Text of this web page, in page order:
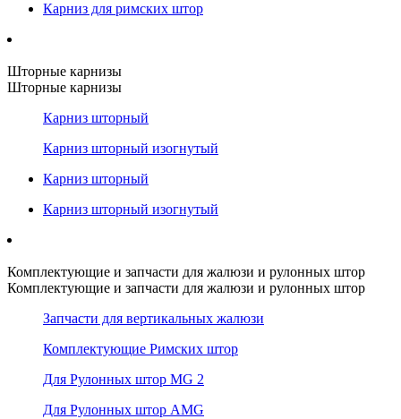
Карниз для римских штор
Шторные карнизы
Шторные карнизы
Карниз шторный
Карниз шторный изогнутый
Карниз шторный
Карниз шторный изогнутый
Комплектующие и запчасти для жалюзи и рулонных штор
Комплектующие и запчасти для жалюзи и рулонных штор
Запчасти для вертикальных жалюзи
Комплектующие Римских штор
Для Рулонных штор MG 2
Для Рулонных штор AMG